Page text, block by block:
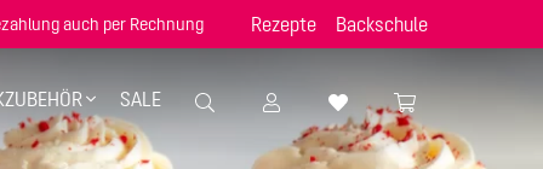
auch per Rechnung Rezepte Backschule
SALE